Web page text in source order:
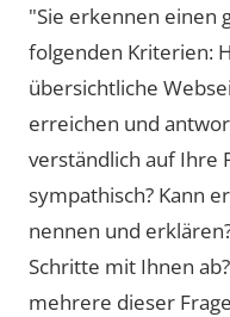
"Sie erkennen einen
folgenden Kriterien:
übersichtliche
erreichen und
verständlich auf Ihre
sympathisch? Kann
nennen und
Schritte mit Ihnen
mehrere dieser